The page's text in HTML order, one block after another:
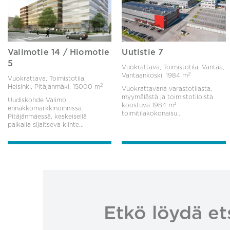
Valimotie 14 / Hiomotie
5
Vuokrattava, Toimistotila,
Helsinki, Pitäjänmäki, 15000 m2
Uudiskohde Valimo
ennakkomarkkinoinnissa.
Pitäjänmäessä, keskeisellä
paikalla sijaitseva kiinte...
Uutistie 7
Vuokrattava, Toimistotila, Vantaa,
Vantaankoski,1984 m2
Vuokrattavana varastotilasta,
myymälästä ja toimistotiloista
koostuva 1984 m²
toimitilakokonaisu...
Etkö löydä